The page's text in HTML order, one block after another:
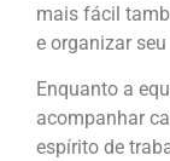
mais fácil
e organizar
Enquanto a
acompanhar
espírito de